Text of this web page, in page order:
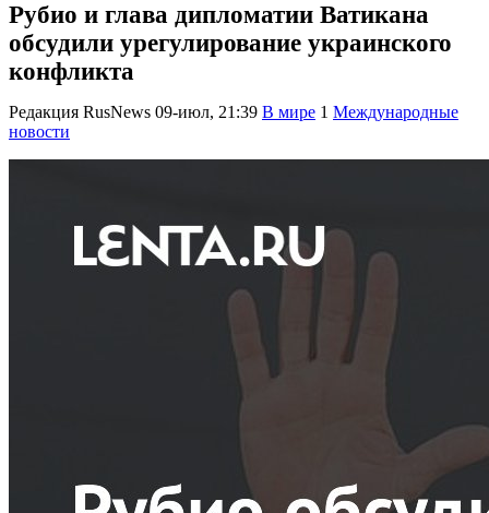
Рубио и глава дипломатии Ватикана
обсудили урегулирование украинского
конфликта
Редакция RusNews 09-июл, 21:39 В мире 1 Международные
новости